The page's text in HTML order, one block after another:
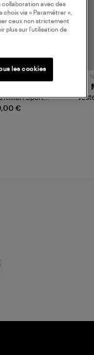
€
Killian Sport
collaboration avec des
via « Paramétrer »,
ceux non strictement
plus sur l’utilisation de
les cookies